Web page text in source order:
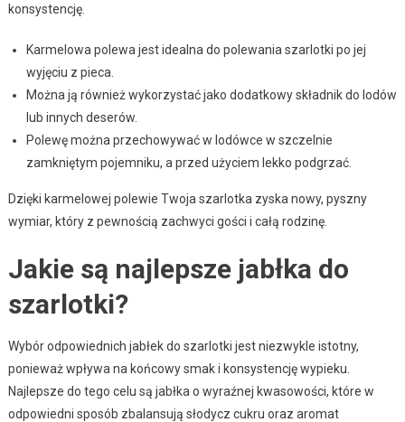
konsystencję.
Karmelowa polewa jest idealna do polewania szarlotki po jej
wyjęciu z pieca.
Można ją również wykorzystać jako dodatkowy składnik do lodów
lub innych deserów.
Polewę można przechowywać w lodówce w szczelnie
zamkniętym pojemniku, a przed użyciem lekko podgrzać.
Dzięki karmelowej polewie Twoja szarlotka zyska nowy, pyszny
wymiar, który z pewnością zachwyci gości i całą rodzinę.
Jakie są najlepsze jabłka do
szarlotki?
Wybór odpowiednich jabłek do szarlotki jest niezwykle istotny,
ponieważ wpływa na końcowy smak i konsystencję wypieku.
Najlepsze do tego celu są jabłka o wyraźnej kwasowości, które w
odpowiedni sposób zbalansują słodycz cukru oraz aromat